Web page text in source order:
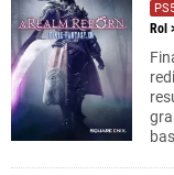
Rol